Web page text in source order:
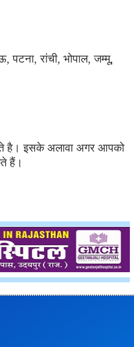
रांची, भोपाल, जम्मू,
है। इसके अलावा अगर आपको
हैं।